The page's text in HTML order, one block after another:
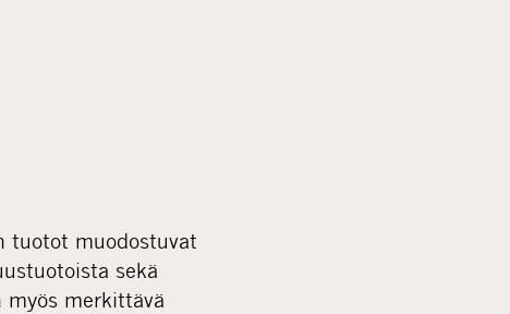
tuotot muodostuvat
sekä
myös merkittävä